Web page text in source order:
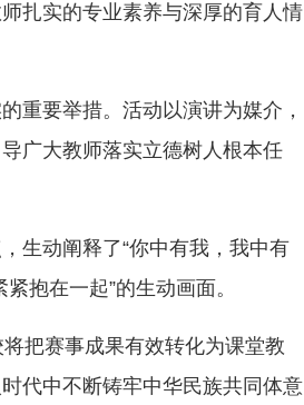
扎实的专业素养与深厚的育人情
重要举措。活动以演讲为媒介，
广大教师落实立德树人根本任
生动阐释了“你中有我，我中有
抱在一起”的生动画面。
把赛事成果有效转化为课堂教
代中不断铸牢中华民族共同体意